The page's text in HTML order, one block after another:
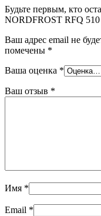
Будьте первым, кто
NORDFROST RFQ
Ваш адрес email не
помечены *
Ваша оценка *
Ваш отзыв *
Имя *
Email *